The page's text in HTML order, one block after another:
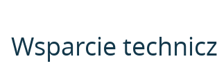
Wsparcie